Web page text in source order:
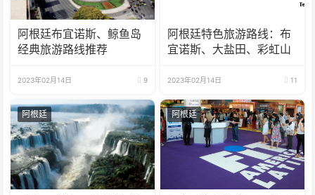
阿根廷布宜诺斯、鲸鱼岛
经典旅游路线推荐
2023年02月14日 9
阿根廷特色旅游路线：布
宜诺斯、大盐田、彩虹山
2023年02月14日 11
阿根廷 阿根廷